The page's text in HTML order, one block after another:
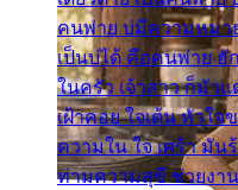
คนพ่าย บ่มีความหมาย
เป็นบ่ได้ คือคนพ่าย ฮั
ในครัว เจ้าสาว ก็มัวแ
เฝ้าคอย ใจเต้น หัวใจ
ความใน ใจ เศร้า มั
ท่ามความสุขี ช่วยงา